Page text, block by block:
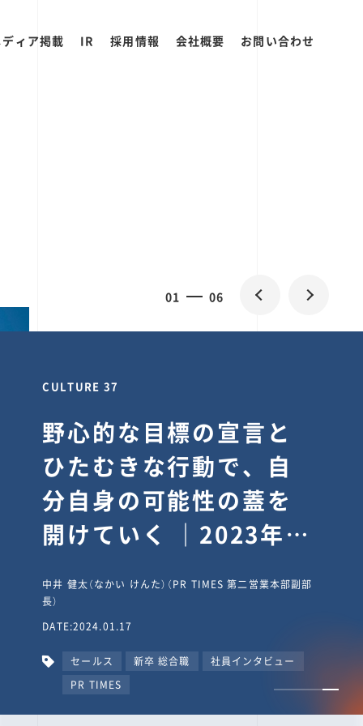
ィア掲載 IR 採用情報 会社概要 お問い合わせ
01 06
CULTURE 37
野心的な目標の宣言と
ひたむきな行動で、自
分自身の可能性の蓋を
開けていく ｜2023年度
タビュー #PR
TIMESな人たち
中井 健太（なかい けんた）（PR TIMES 第二営業本部副部
長）
DATE:2024.01.17
セールス 新卒 総合職
社員インタビュー
PR TIMES